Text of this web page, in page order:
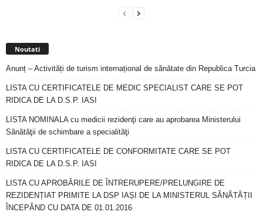
Noutati
Anunț – Activități de turism internațional de sănătate din Republica Turcia
LISTA CU CERTIFICATELE DE MEDIC SPECIALIST CARE SE POT
RIDICA DE LA D.S.P. IASI
LISTA NOMINALA cu medicii rezidenţi care au aprobarea Ministerului
Sănătăţii de schimbare a specialităţi
LISTA CU CERTIFICATELE DE CONFORMITATE CARE SE POT
RIDICA DE LA D.S.P. IASI
LISTA CU APROBĂRILE DE ÎNTRERUPERE/PRELUNGIRE DE
REZIDENȚIAT PRIMITE LA DSP IAȘI DE LA MINISTERUL SĂNĂTĂȚII
ÎNCEPÂND CU DATA DE 01.01.2016